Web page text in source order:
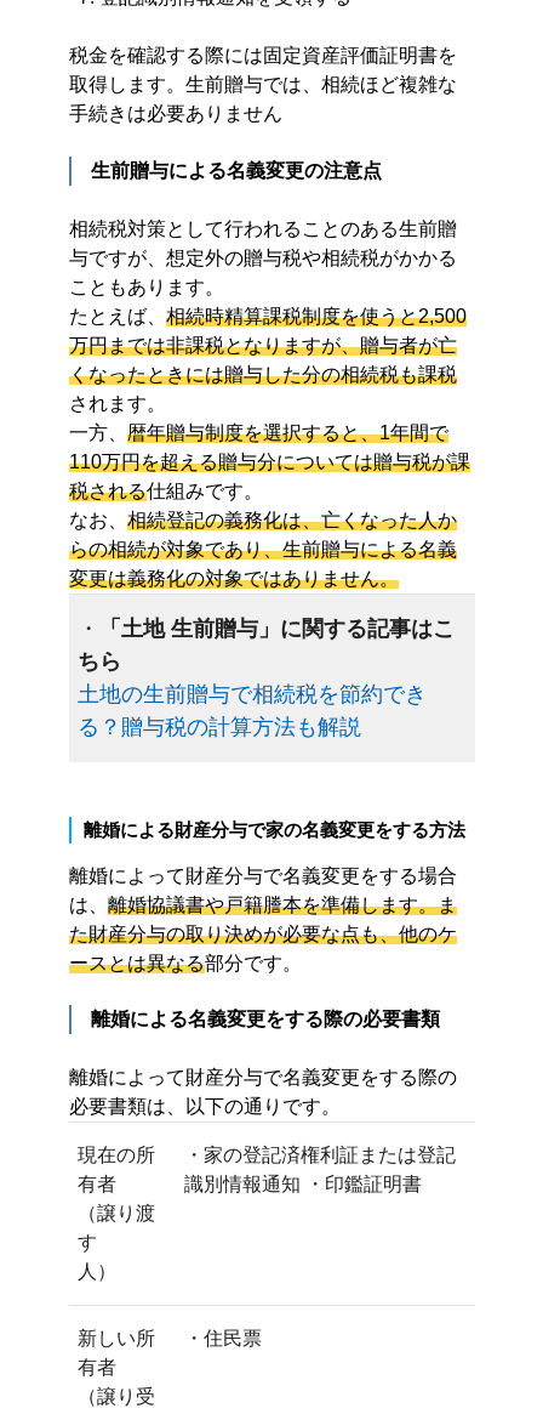
税金を確認する際には固定資産評価証明書を
取得します。生前贈与では、相続ほど複雑な
手続きは必要ありません
生前贈与による名義変更の注意点
相続税対策として行われることのある生前贈
与ですが、想定外の贈与税や相続税がかかる
こともあります。
たとえば、 相続時精算課税制度を使うと2,500
万円までは非課税となりますが、贈与者が亡
くなったときには贈与した分の相続税も課税
されます。
一方、 暦年贈与制度を選択すると、1年間で
110万円を超える贈与分については贈与税が課
税される仕組みです。
なお、 相続登記の義務化は、亡くなった人か
らの相続が対象であり、生前贈与による名義
変更は義務化の対象ではありません。
・
「土地 生前贈与」に関する記事はこ
ちら
土地の生前贈与で相続税を節約でき
る？贈与税の計算方法も解説
離婚による財産分与で家の名義変更をする方法
離婚によって財産分与で名義変更をする場合
は、 離婚協議書や戸籍謄本を準備します。ま
た財産分与の取り決めが必要な点も、他のケ
ースとは異なる部分です。
離婚による名義変更をする際の必要書類
離婚によって財産分与で名義変更をする際の
必要書類は、以下の通りです。
現在の所
有者
（譲り渡
す
人）
・家の登記済権利証または登記
識別情報通知 ・印鑑証明書
新しい所
有者
（譲り受
・住民票